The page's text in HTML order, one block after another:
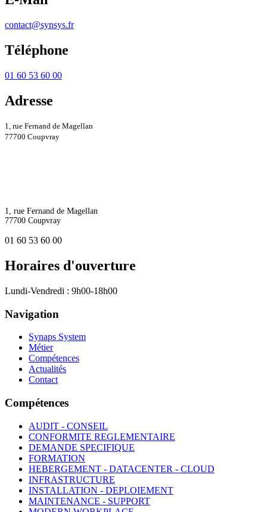
contact@synsys.fr
Téléphone
01 60 53 60 00
Adresse
1, rue Fernand de Magellan
77700 Coupvray
1, rue Fernand de Magellan
77700 Coupvray
01 60 53 60 00
Horaires d'ouverture
Lundi-Vendredi : 9h00-18h00
Navigation
Synaps System
Métier
Compétences
Actualités
Contact
Compétences
AUDIT - CONSEIL
CONFORMITE REGLEMENTAIRE
DEMANDE SPECIFIQUE
FORMATION
HEBERGEMENT - DATACENTER - CLOUD
INFRASTRUCTURE
INSTALLATION - DEPLOIEMENT
MAINTENANCE - SUPPORT